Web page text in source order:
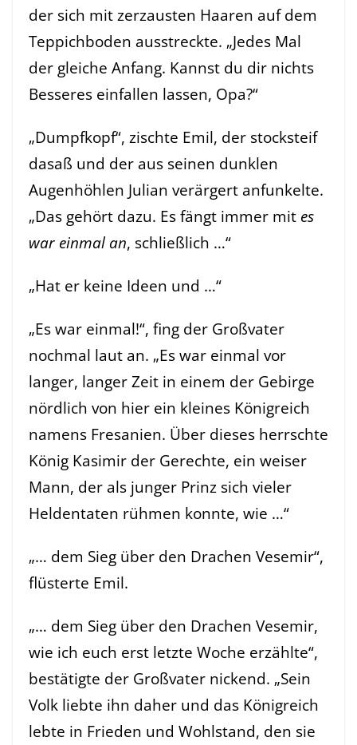
der sich mit zerzausten Haaren auf dem
Teppichboden ausstreckte. „Jedes Mal
der gleiche Anfang. Kannst du dir nichts
Besseres einfallen lassen, Opa?“
„Dumpfkopf“, zischte Emil, der stocksteif
dasaß und der aus seinen dunklen
Augenhöhlen Julian verärgert anfunkelte.
„Das gehört dazu. Es fängt immer mit es
war einmal an, schließlich …“
„Hat er keine Ideen und …“
„Es war einmal!“, fing der Großvater
nochmal laut an. „Es war einmal vor
langer, langer Zeit in einem der Gebirge
nördlich von hier ein kleines Königreich
namens Fresanien. Über dieses herrschte
König Kasimir der Gerechte, ein weiser
Mann, der als junger Prinz sich vieler
Heldentaten rühmen konnte, wie …“
„… dem Sieg über den Drachen Vesemir“,
flüsterte Emil.
„… dem Sieg über den Drachen Vesemir,
wie ich euch erst letzte Woche erzählte“,
bestätigte der Großvater nickend. „Sein
Volk liebte ihn daher und das Königreich
lebte in Frieden und Wohlstand, den sie